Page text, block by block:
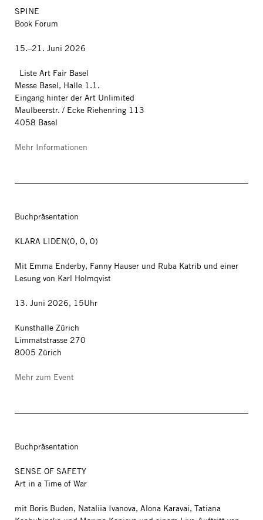
SPINE
Book Forum
15.–21. Juni 2026
Liste Art Fair Basel
Messe Basel, Halle 1.1.
Eingang hinter der Art Unlimited
Maulbeerstr. / Ecke Riehenring 113
4058 Basel
Mehr Informationen
Buchpräsentation
KLARA LIDEN(0, 0, 0)
Mit Emma Enderby, Fanny Hauser und Ruba Katrib und einer
Lesung von Karl Holmqvist
13. Juni 2026, 15Uhr
Kunsthalle Zürich
Limmatstrasse 270
8005 Zürich
Mehr zum Event
Buchpräsentation
SENSE OF SAFETY
Art in a Time of War
mit Boris Buden, Nataliia Ivanova, Alona Karavai, Tatiana